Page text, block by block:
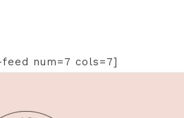
num=7 cols=7]